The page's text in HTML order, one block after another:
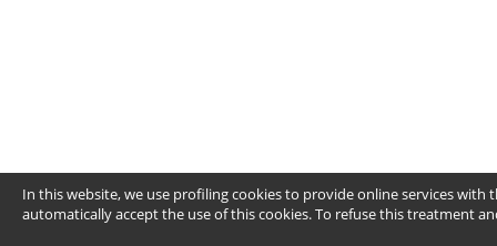
In this website, we use profiling cookies to provide online services
automatically accept the use of this cookies. To refuse this treatment